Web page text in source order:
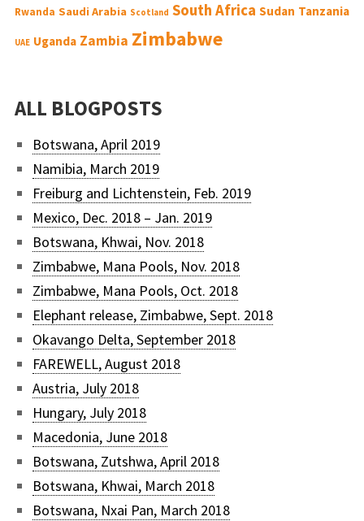
Rwanda Saudi Arabia Scotland South Africa Sudan Tanzania
UAE Uganda Zambia Zimbabwe
ALL BLOGPOSTS
Botswana, April 2019
Namibia, March 2019
Freiburg and Lichtenstein, Feb. 2019
Mexico, Dec. 2018 – Jan. 2019
Botswana, Khwai, Nov. 2018
Zimbabwe, Mana Pools, Nov. 2018
Zimbabwe, Mana Pools, Oct. 2018
Elephant release, Zimbabwe, Sept. 2018
Okavango Delta, September 2018
FAREWELL, August 2018
Austria, July 2018
Hungary, July 2018
Macedonia, June 2018
Botswana, Zutshwa, April 2018
Botswana, Khwai, March 2018
Botswana, Nxai Pan, March 2018